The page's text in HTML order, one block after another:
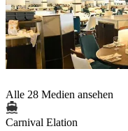
Alle 28 Medien ansehen
Carnival Elation